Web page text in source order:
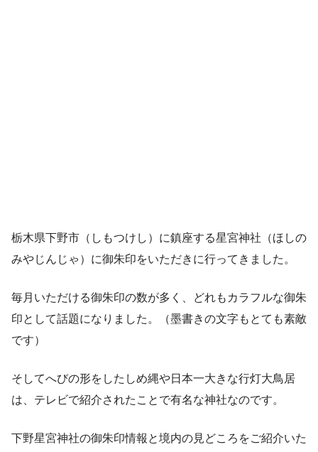
栃木県下野市（しもつけし）に鎮座する星宮神社（ほしの
みやじんじゃ）に御朱印をいただきに行ってきました。
毎月いただける御朱印の数が多く、どれもカラフルな御朱
印として話題になりました。（墨書きの文字もとても素敵
です）
そしてへびの形をしたしめ縄や日本一大きな行灯大鳥居
は、テレビで紹介されたことで有名な神社なのです。
下野星宮神社の御朱印情報と境内の見どころをご紹介いた